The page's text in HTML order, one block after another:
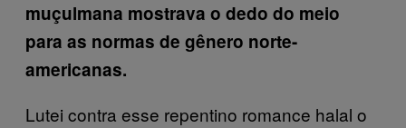
muçulmana mostrava o dedo do meio
para as normas de gênero norte-
americanas.
Lutei contra esse repentino romance halal o